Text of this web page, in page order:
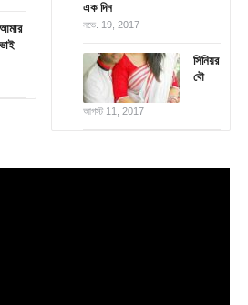
আমার
ভাই
এক দিন
নভে. 19, 2017
সিনিয়র
বৌ
আগস্ট 11, 2017